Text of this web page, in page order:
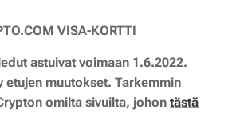
VISA-KORTTI
astuivat voimaan 1.6.2022.
etujen muutokset. Tarkemmin
omilta sivuilta, johon tästä